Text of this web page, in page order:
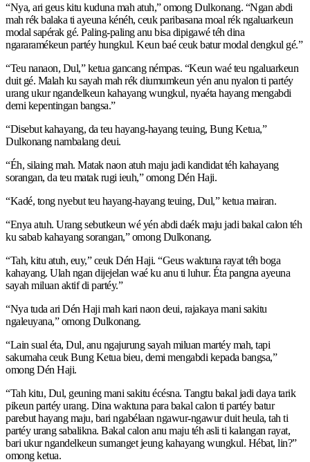
“Nya, ari geus kitu kuduna mah atuh,” omong Dulkonang. “Ngan abdi
mah rék balaka ti ayeuna kénéh, ceuk paribasana moal rék ngaluarkeun
modal sapérak gé. Paling-paling anu bisa dipigawé téh dina
ngararamékeun partéy hungkul. Keun baé ceuk batur modal dengkul gé.”
“Teu nanaon, Dul,” ketua gancang némpas. “Keun waé teu ngaluarkeun
duit gé. Malah ku sayah mah rék diumumkeun yén anu nyalon ti partéy
urang ukur ngandelkeun kahayang wungkul, nyaéta hayang mengabdi
demi kepentingan bangsa.”
“Disebut kahayang, da teu hayang-hayang teuing, Bung Ketua,”
Dulkonang nambalang deui.
“Éh, silaing mah. Matak naon atuh maju jadi kandidat téh kahayang
sorangan, da teu matak rugi ieuh,” omong Dén Haji.
“Kadé, tong nyebut teu hayang-hayang teuing, Dul,” ketua mairan.
“Enya atuh. Urang sebutkeun wé yén abdi daék maju jadi bakal calon téh
ku sabab kahayang sorangan,” omong Dulkonang.
“Tah, kitu atuh, euy,” ceuk Dén Haji. “Geus waktuna rayat téh boga
kahayang. Ulah ngan dijejelan waé ku anu ti luhur. Éta pangna ayeuna
sayah miluan aktif di partéy.”
“Nya tuda ari Dén Haji mah kari naon deui, rajakaya mani sakitu
ngaleuyana,” omong Dulkonang.
“Lain sual éta, Dul, anu ngajurung sayah miluan martéy mah, tapi
sakumaha ceuk Bung Ketua bieu, demi mengabdi kepada bangsa,”
omong Dén Haji.
“Tah kitu, Dul, geuning mani sakitu écésna. Tangtu bakal jadi daya tarik
pikeun partéy urang. Dina waktuna para bakal calon ti partéy batur
parebut hayang maju, bari ngabélaan ngawur-ngawur duit heula, tah ti
partéy urang sabalikna. Bakal calon anu maju téh asli ti kalangan rayat,
bari ukur ngandelkeun sumanget jeung kahayang wungkul. Hébat, lin?”
omong ketua.